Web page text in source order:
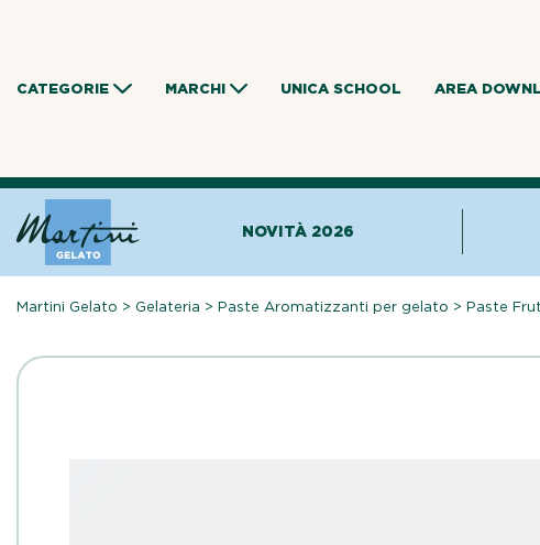
CATEGORIE MARCHI UNICA SCHOOL AREA
NOVITÀ 2026
Martini Gelato > Gelateria >Paste Aromatizzanti per gelato >Paste